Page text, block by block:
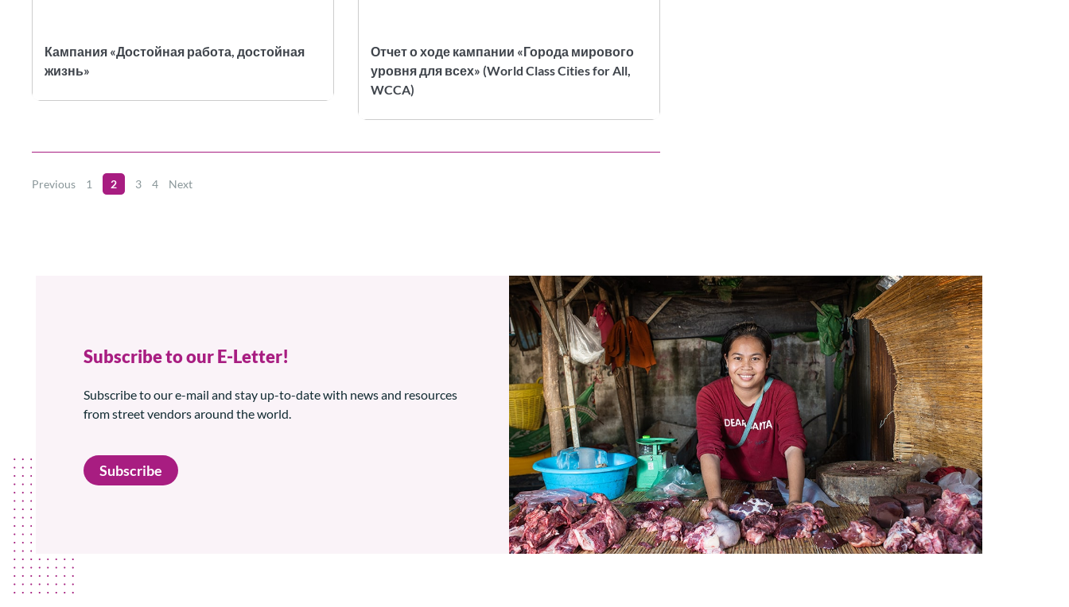
Кампания «Достойная работа, достойная
жизнь»
Отчет о ходе кампании «Города мирового
уровня для всех» (World Class Cities for All,
WCCA)
Previous 1 2 3 4 Next
Subscribe to our E-Letter!
Subscribe to our e-mail and stay up-to-date with news and resources
from street vendors around the world.
Subscribe